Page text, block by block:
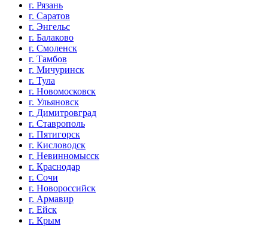
г. Рязань
г. Саратов
г. Энгельс
г. Балаково
г. Смоленск
г. Тамбов
г. Мичуринск
г. Тула
г. Новомосковск
г. Ульяновск
г. Димитровград
г. Ставрополь
г. Пятигорск
г. Кисловодск
г. Невинномысск
г. Краснодар
г. Сочи
г. Новороссийск
г. Армавир
г. Ейск
г. Крым